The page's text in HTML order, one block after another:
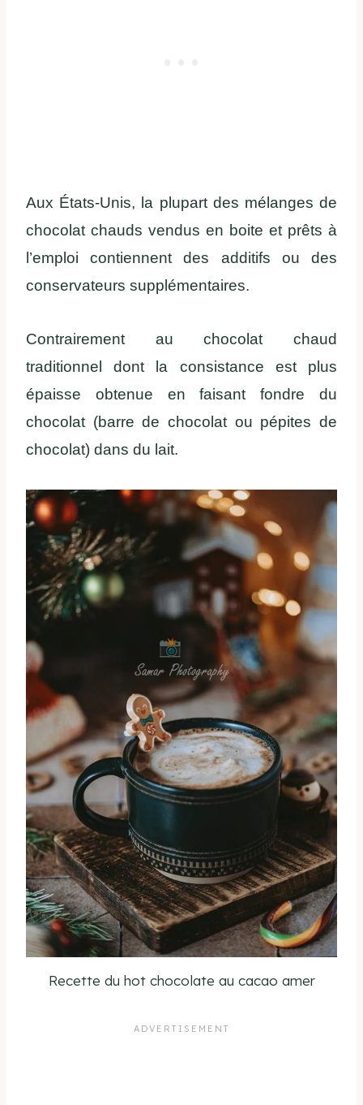
Aux États-Unis, la plupart des mélanges de
chocolat chauds vendus en boite et prêts à
l’emploi contiennent des additifs ou des
conservateurs supplémentaires.
Contrairement au chocolat chaud
traditionnel dont la consistance est plus
épaisse obtenue en faisant fondre du
chocolat (barre de chocolat ou pépites de
chocolat) dans du lait.
Recette du hot chocolate au cacao amer